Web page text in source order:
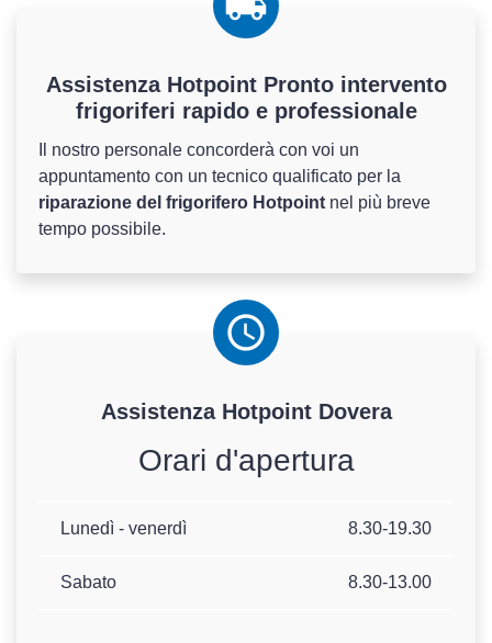
Assistenza Hotpoint Pronto intervento
frigoriferi rapido e professionale
Il nostro personale concorderà con voi un
appuntamento con un tecnico qualificato per la
riparazione del frigorifero Hotpoint nel più breve
tempo possibile.
Assistenza HotpointDovera
Orari d'apertura
Lunedì - venerdì 8.30-19.30
Sabato 8.30-13.00